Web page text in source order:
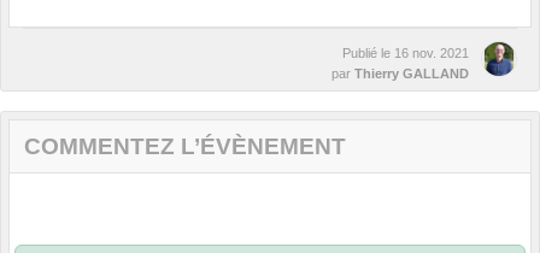
Publié le 16 nov. 2021
par Thierry GALLAND
COMMENTEZ L’ÉVÈNEMENT